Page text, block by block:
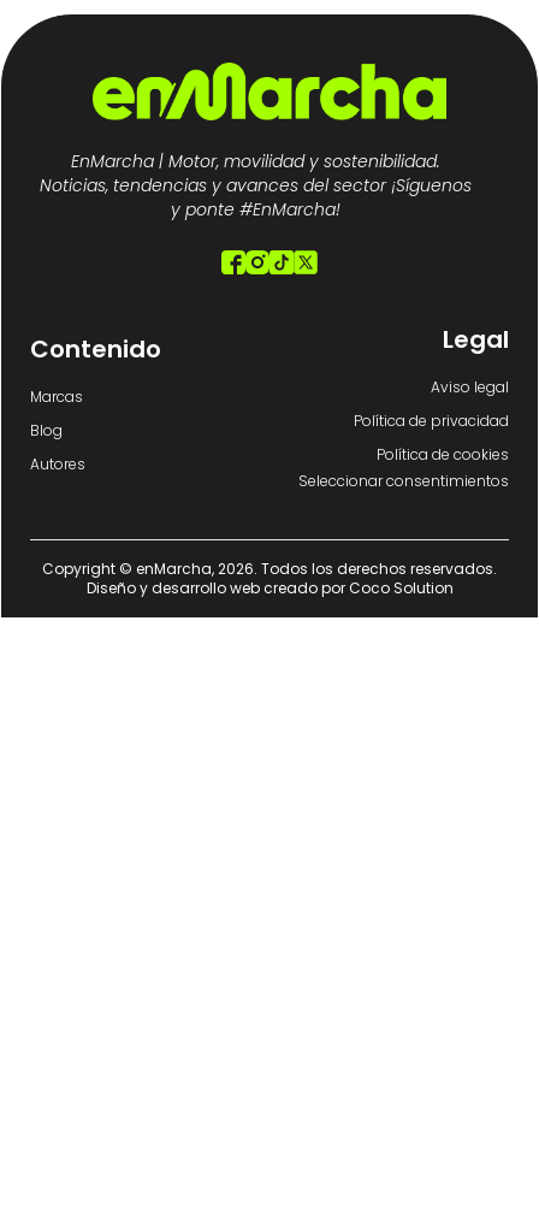
EnMarcha | Motor, movilidad y sostenibilidad.
Noticias, tendencias y avances del sector ¡Síguenos
y ponte #EnMarcha!
Contenido
Marcas
Blog
Autores
Legal
Aviso legal
Política de privacidad
Política de cookies
Seleccionar consentimientos
Copyright © enMarcha, 2026. Todos los derechos reservados.
Diseño y desarrollo web creado porCoco Solution